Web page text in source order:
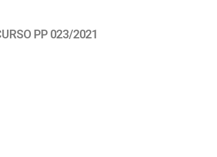
PP 023/2021